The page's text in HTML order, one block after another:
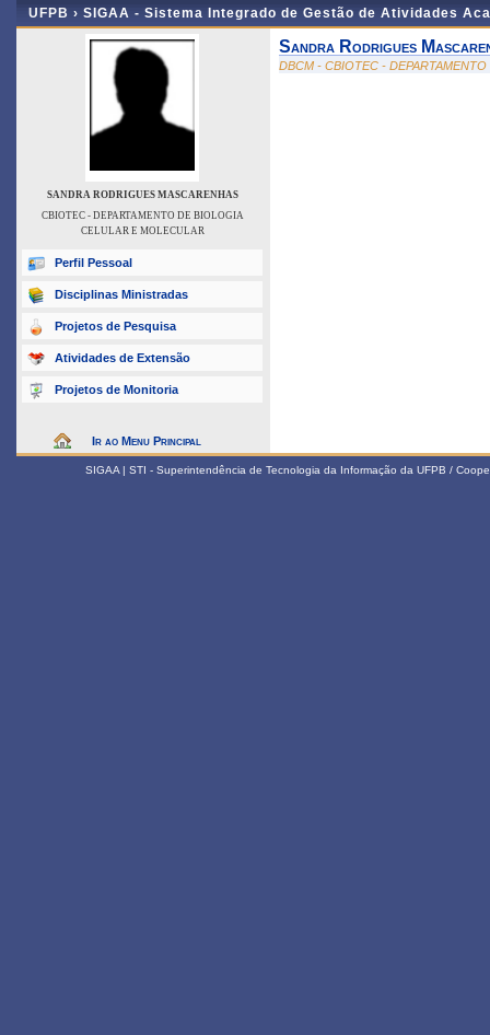
UFPB › SIGAA - Sistema Integrado de Gestão de Atividades
SANDRA RODRIGUES MASCARENHAS
CBIOTEC - DEPARTAMENTO DE BIOLOGIA
CELULAR E MOLECULAR
Perfil Pessoal
Disciplinas Ministradas
Projetos de Pesquisa
Atividades de Extensão
Projetos de Monitoria
Ir ao Menu Principal
Sandra Rodrigues
DBCM - CBIOTEC -
SIGAA | STI - Superintendência de Tecnologia da Informação da UFPB /